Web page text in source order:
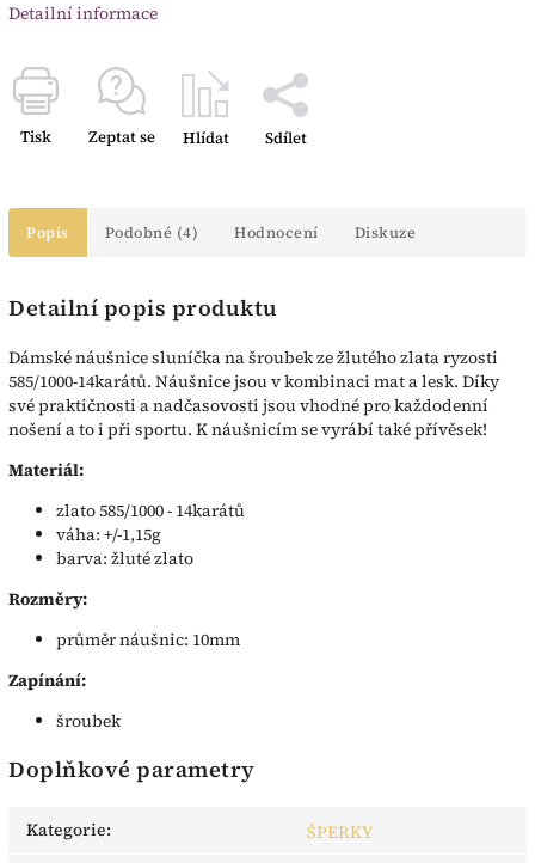
Detailní informace
Tisk Zeptat se Hlídat Sdílet
Popis Podobné (4) Hodnocení Diskuze
Detailní popis produktu
Dámské náušnice sluníčka na šroubek ze žlutého zlata ryzosti
585/1000-14karátů. Náušnice jsou v kombinaci mat a lesk. Díky
své praktičnosti a nadčasovosti jsou vhodné pro každodenní
nošení a to i při sportu. K náušnicím se vyrábí také přívěsek!
Materiál:
zlato 585/1000 - 14karátů
váha: +/-1,15g
barva: žluté zlato
Rozměry:
průměr náušnic: 10mm
Zapínání:
šroubek
Doplňkové parametry
Kategorie:
ŠPERKY